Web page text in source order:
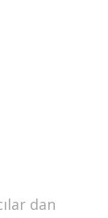
dan